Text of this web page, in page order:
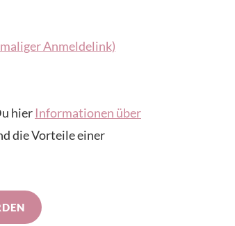
Anmeldelink)
hier Informationen über
die Vorteile einer